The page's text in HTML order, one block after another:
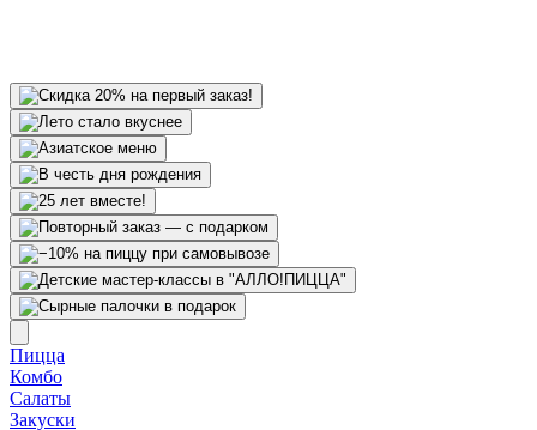
Пицца
Комбо
Салаты
Закуски